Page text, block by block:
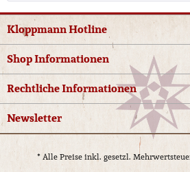
Kloppmann Hotline
Shop Informationen
Rechtliche Informationen
Newsletter
* Alle Preise inkl. gesetzl.